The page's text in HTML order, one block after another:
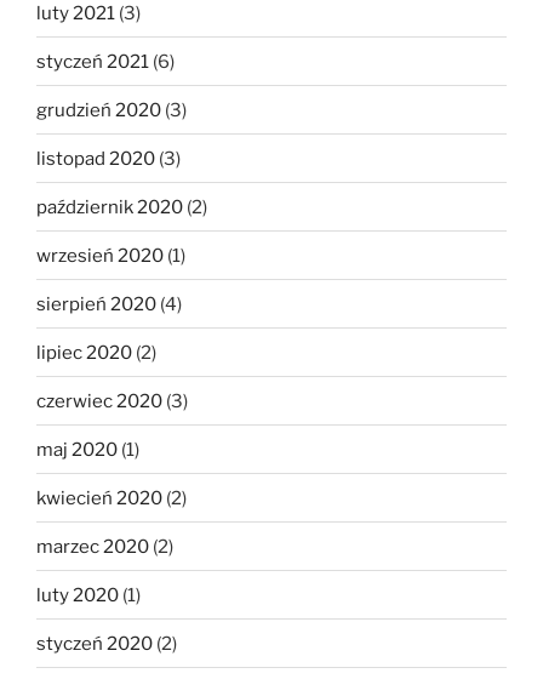
luty 2021 (3)
styczeń 2021 (6)
grudzień 2020 (3)
listopad 2020 (3)
październik 2020 (2)
wrzesień 2020 (1)
sierpień 2020 (4)
lipiec 2020 (2)
czerwiec 2020 (3)
maj 2020 (1)
kwiecień 2020 (2)
marzec 2020 (2)
luty 2020 (1)
styczeń 2020 (2)